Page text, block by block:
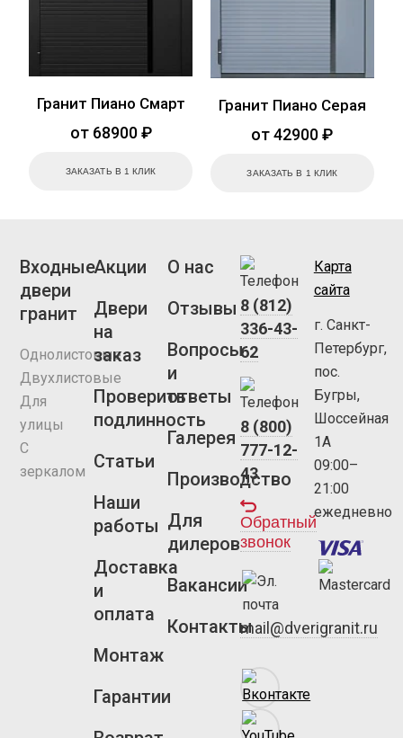
Гранит Пиано Смарт
от 68900 ₽
ЗАКАЗАТЬ В 1 КЛИК
Гранит Пиано Серая
от 42900 ₽
ЗАКАЗАТЬ В 1 КЛИК
Входные
двери
гранит
Однолистовые
Двухлистовые
Для
улицы
С
зеркалом
Акции
Двери
на
заказ
Проверить
подлинность
Статьи
Наши
работы
Доставка
и
оплата
Монтаж
Гарантии
О нас
Отзывы
Вопросы
и
ответы
Галерея
Производство
Для
дилеров
Вакансии
Контакты
8 (812)
336-43-
62
8 (800)
777-12-
43
Обратный
звонок
mail@dverigranit.ru
Карта
сайта
г. Санкт-
Петербург,
пос.
Бугры,
Шоссейная
1А
09:00–
21:00
ежедневно